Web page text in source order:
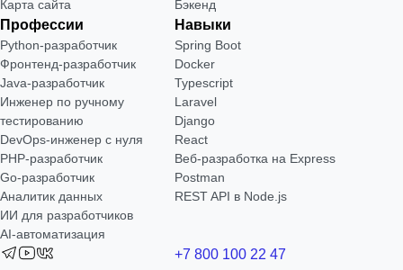
Карта сайта
Бэкенд
Профессии
Python-разработчик
Фронтенд-разработчик
Java-разработчик
Инженер по ручному
тестированию
DevOps-инженер с нуля
РНР-разработчик
Go-разработчик
Аналитик данных
ИИ для разработчиков
AI-автоматизация
Навыки
Spring Boot
Docker
Typescript
Laravel
Django
React
Веб-разработка на Express
Postman
REST API в Node.js
+7 800 100 22 47